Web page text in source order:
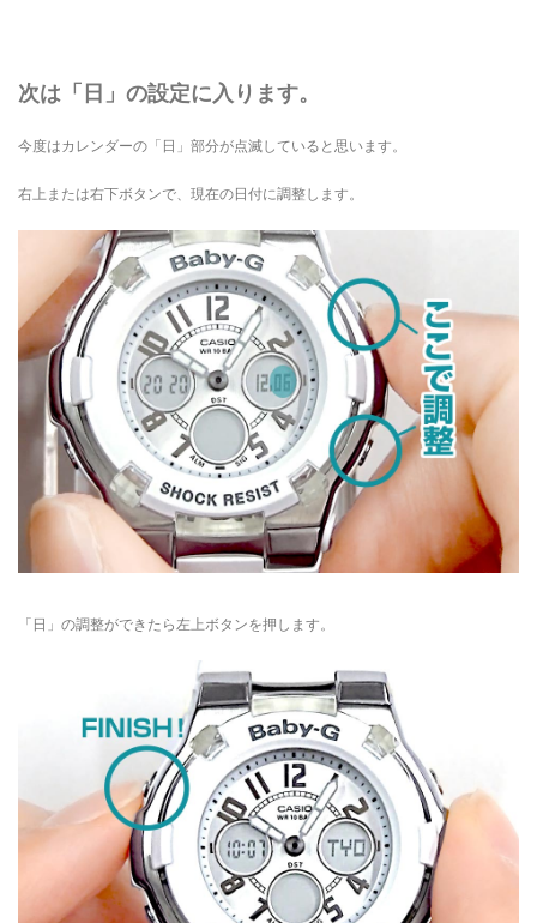
次は「日」の設定に入ります。
今度はカレンダーの「日」部分が点滅していると思います。
右上または右下ボタンで、現在の日付に調整します。
「日」の調整ができたら左上ボタンを押します。